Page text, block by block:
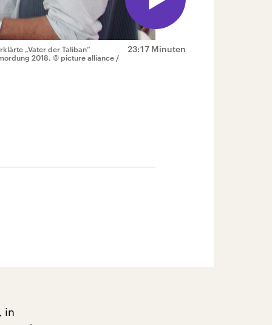
23:17 Minuten
„Vater der Taliban“
2018. © picture alliance /
in